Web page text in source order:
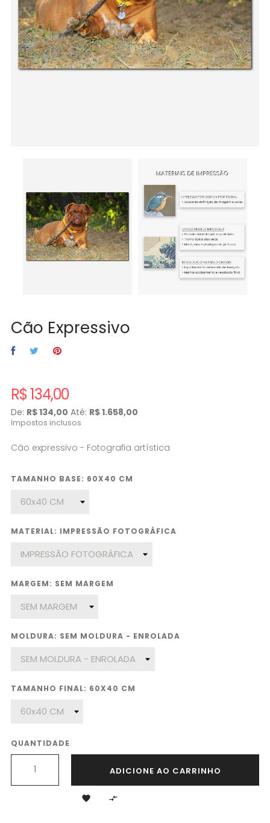
Cão Expressivo
R$ 134,00
De: R$ 134,00 Até: R$ 1.658,00
Impostos inclusos
Cão expressivo - Fotografia artística
TAMANHO BASE: 60X40 CM
MATERIAL: IMPRESSÃO FOTOGRÁFICA
MARGEM: SEM MARGEM
MOLDURA: SEM MOLDURA - ENROLADA
TAMANHO FINAL: 60X40 CM
QUANTIDADE
ADICIONE AO CARRINHO
 